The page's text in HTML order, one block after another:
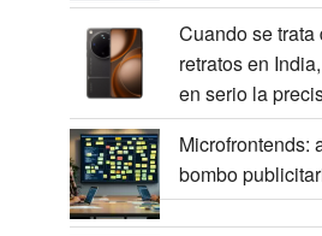
Cuando se
retratos en
en serio la
Microfrontends:
bombo